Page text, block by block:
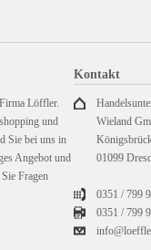
Löffler.
und
Sie bei uns in
Angebot und
Fragen
Kontakt
Wieland
01099
0351 / 799
0351 /799